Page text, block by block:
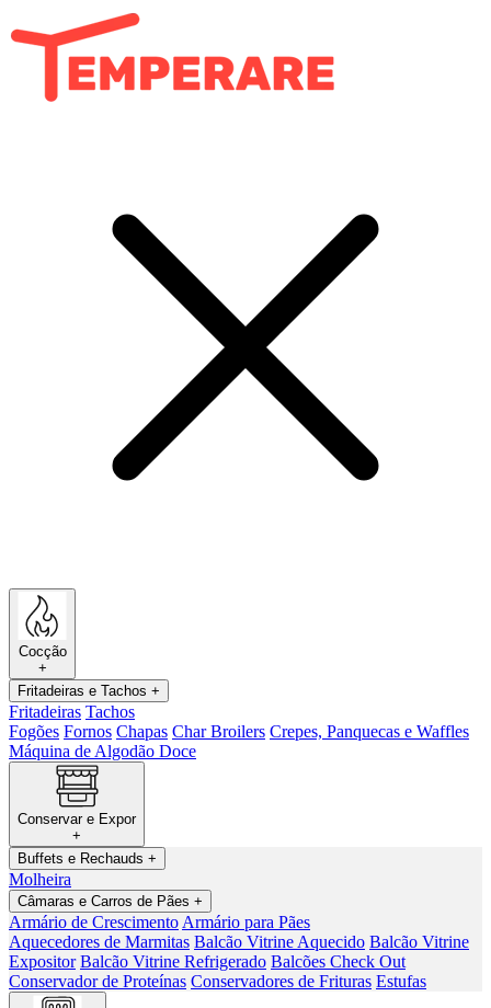
Cocção
+
Fritadeiras e Tachos +
Fritadeiras Tachos
Fogões Fornos Chapas Char Broilers Crepes, Panquecas e Waffles
Máquina de Algodão Doce
Conservar e Expor
+
Buffets e Rechauds +
Molheira
Câmaras e Carros de Pães +
Armário de Crescimento Armário para Pães
Aquecedores de Marmitas Balcão Vitrine Aquecido Balcão Vitrine
Expositor Balcão Vitrine Refrigerado Balcões Check Out
Conservador de Proteínas Conservadores de Frituras Estufas